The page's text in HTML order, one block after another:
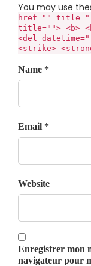
You may use
href=""
title=""> <b>
<del
<strike>
Name *
Email *
Website
Enregistrer mon
navigateur pour